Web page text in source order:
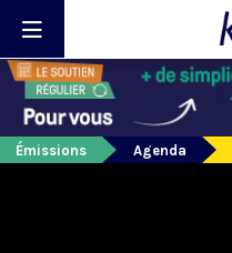
Émissions Agenda